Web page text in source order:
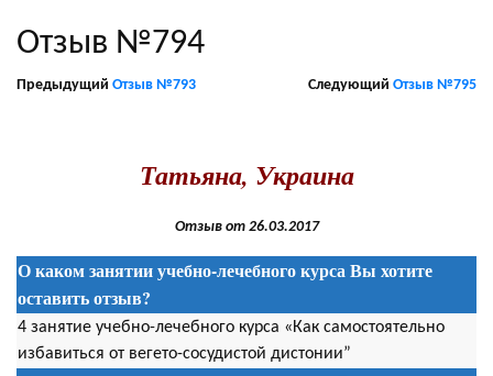
Отзыв №794
Предыдущий Отзыв №793 Следующий Отзыв №795
Татьяна, Украина
Отзыв от 26.03.2017
О каком занятии учебно-лечебного курса Вы хотите
оставить отзыв?
4 занятие учебно-лечебного курса «Как самостоятельно
избавиться от вегето-сосудистой дистонии”